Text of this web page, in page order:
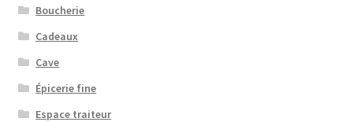
Boucherie
Cadeaux
Cave
Épicerie fine
Espace traiteur